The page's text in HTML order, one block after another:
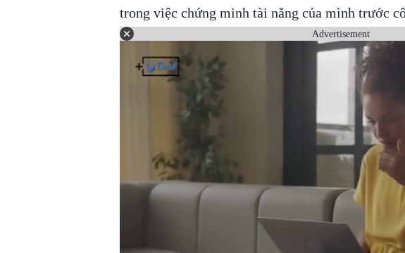
trong việc chứng minh tài năng của mình trước
Advertisement